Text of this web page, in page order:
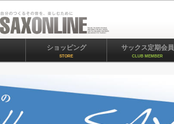
ショッピング
STORE
サックス定期会員
CLUB MEMBER